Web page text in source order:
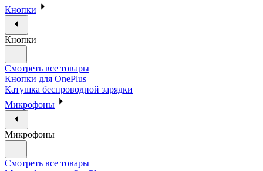
Кнопки
Кнопки
Смотреть все товары
Кнопки для OnePlus
Катушка беспроводной зарядки
Микрофоны
Микрофоны
Смотреть все товары